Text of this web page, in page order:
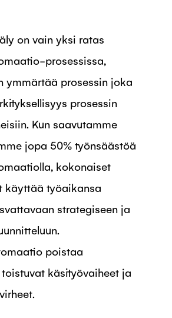
on vain yksi ratas
prosessissa,
ymmärtää prosessin joka
prosessin
Kun saavutamme
jopa 50% työnsäästöä
kokonaiset
käyttää työaikansa
strategiseen ja
poistaa
käsityövaiheet ja